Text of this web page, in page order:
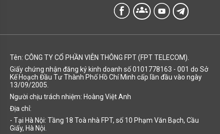
groups
Tên: CÔNG TY CỔ PHẦN VIỄN THÔNG FPT (FPT TELECOM).
Giấy chứng nhận đăng ký kinh doanh số 0101778163 - 001 do Sở
Kế Hoạch Đầu Tư Thành Phố Hồ Chí Minh cấp lần đầu vào ngày
13/09/2005.
Người chịu trách nhiệm: Hoàng Việt Anh
Địa chỉ:
- Tại Hà Nội: Tầng 18 Toà nhà FPT, số 10 Phạm Văn Bạch, Cầu
Giấy, Hà Nội.